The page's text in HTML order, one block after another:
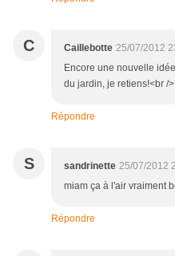
C Caillebotte 25/07/2012
Encore une nouvelle
du jardin, je retiens!<br /
Répondre
S sandrinette 25/07/2012
miam ça à l'air vraiment
Répondre